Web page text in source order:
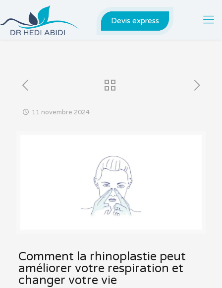
Devis express
11 novembre 2024
Comment la rhinoplastie peut
améliorer votre respiration et
changer votre vie